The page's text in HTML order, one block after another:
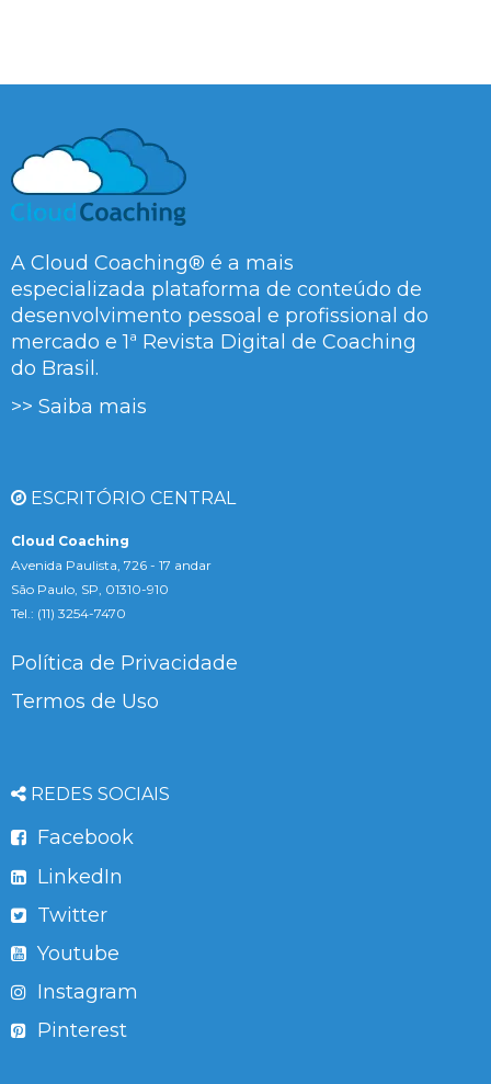
A Cloud Coaching® é a mais
especializada plataforma de conteúdo de
desenvolvimento pessoal e profissional do
mercado e 1ª Revista Digital de Coaching
do Brasil.
>> Saiba mais
ESCRITÓRIO CENTRAL
Cloud Coaching
Avenida Paulista, 726 - 17 andar
São Paulo, SP, 01310-910
Tel.: (11) 3254-7470
Política de Privacidade
Termos de Uso
REDES SOCIAIS
Facebook
LinkedIn
Twitter
Youtube
Instagram
Pinterest